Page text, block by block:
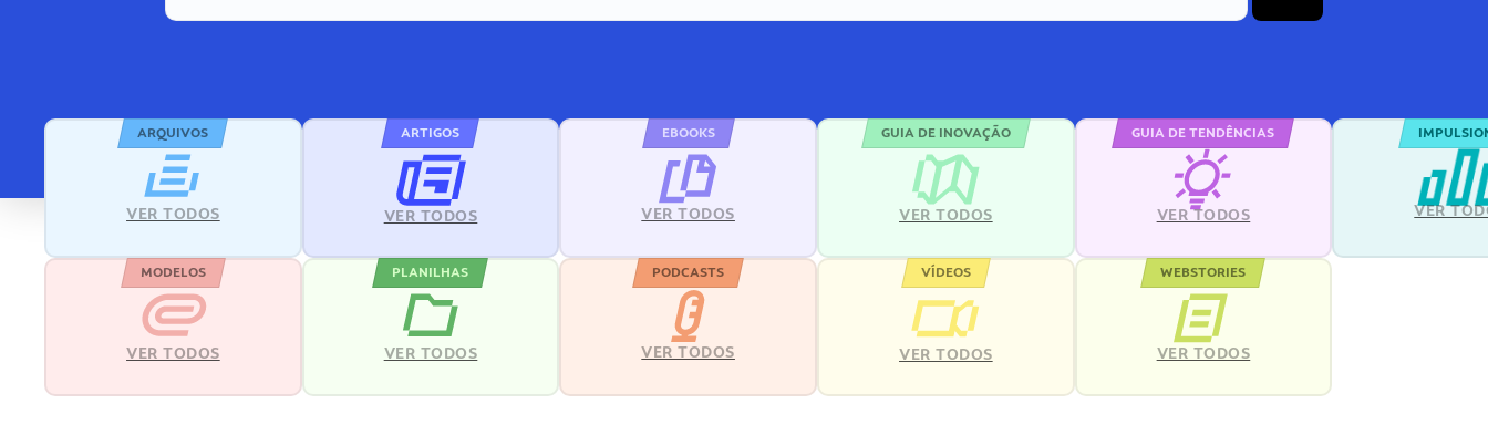
ARQUIVOS
VER TODOS
ARTIGOS
VER TODOS
EBOOKS
VER TODOS
GUIA DE INOVAÇÃO
VER TODOS
GUIA DE TENDÊNCIAS
VER TODOS VER
MODELOS
VER TODOS
PLANILHAS
VER TODOS
PODCASTS
VER TODOS
VÍDEOS
VER TODOS
WEBSTORIES
VER TODOS